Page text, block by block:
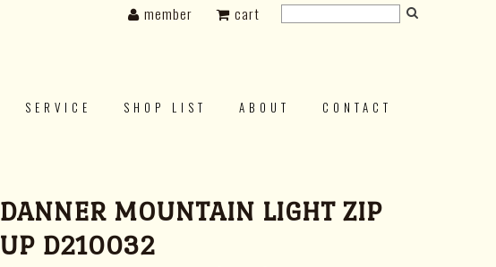
SERVICE SHOP LIST ABOUT CONTACT
member cart
DANNER MOUNTAIN LIGHT ZIP
UP D210032